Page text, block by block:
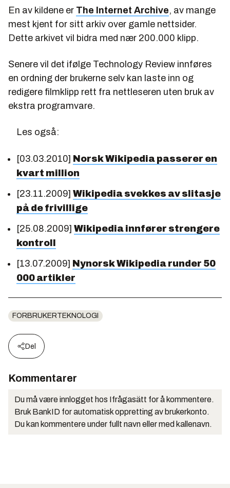
En av kildene er The Internet Archive, av mange
mest kjent for sitt arkiv over gamle nettsider.
Dette arkivet vil bidra med nær 200.000 klipp.
Senere vil det ifølge Technology Review innføres
en ordning der brukerne selv kan laste inn og
redigere filmklipp rett fra nettleseren uten bruk av
ekstra programvare.
Les også:
[03.03.2010] Norsk Wikipedia passerer en
kvart million
[23.11.2009] Wikipedia svekkes av slitasje
på de frivillige
[25.08.2009] Wikipedia innfører strengere
kontroll
[13.07.2009] Nynorsk Wikipedia runder 50
000 artikler
FORBRUKERTEKNOLOGI
Del
Kommentarer
Du må være innlogget hos Ifrågasätt for å kommentere.
Bruk BankID for automatisk oppretting av brukerkonto.
Du kan kommentere under fullt navn eller med kallenavn.